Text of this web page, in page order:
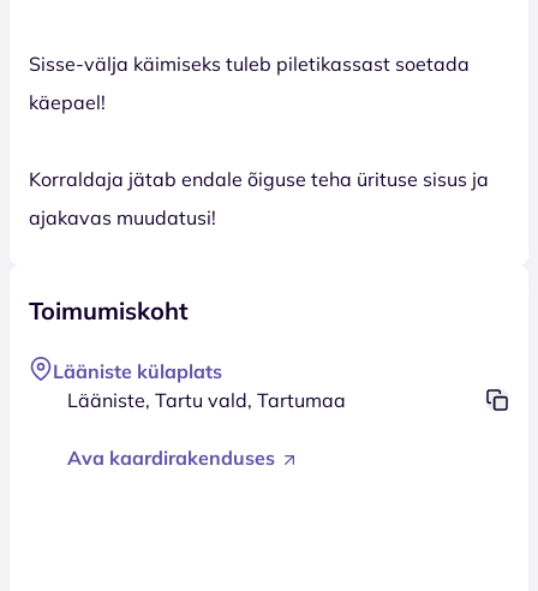
Sisse-välja käimiseks tuleb piletikassast soetada
käepael!
Korraldaja jätab endale õiguse teha ürituse sisus ja
ajakavas muudatusi!
Toimumiskoht
Lääniste külaplats
Lääniste, Tartu vald, Tartumaa
Ava kaardirakenduses